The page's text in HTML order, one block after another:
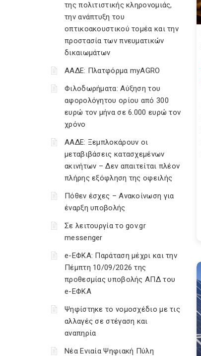
της πολιτιστικής κληρονομιάς,
την ανάπτυξη του
οπτικοακουστικού τομέα και την
προστασία των πνευματικών
δικαιωμάτων
ΑΑΔΕ: Πλατφόρμα myAGRO
Φιλοδωρήματα: Αύξηση του
αφορολόγητου ορίου από 300
ευρώ τον μήνα σε 6.000 ευρώ τον
χρόνο
ΑΑΔΕ: Ξεμπλοκάρουν οι
μεταβιβάσεις κατασχεμένων
ακινήτων – Δεν απαιτείται πλέον
πλήρης εξόφληση της οφειλής
Πόθεν έσχες – Ανακοίνωση για
έναρξη υποβολής
Σε λειτουργία το gov.gr
messenger
e-ΕΦΚΑ: Παράταση μέχρι και την
Πέμπτη 10/09/2026 της
προθεσμίας υποβολής ΑΠΔ του
e-ΕΦΚΑ
Ψηφίστηκε το νομοσχέδιο με τις
αλλαγές σε στέγαση και
αναπηρία
Νέα Ενιαία Ψηφιακή Πύλη